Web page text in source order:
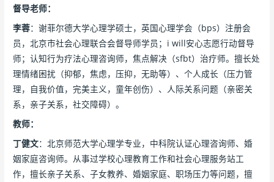
督导老师：
李蓉：谢菲尔德大学心理学硕士，英国心理学会（bps）注册会
员，北京市社会心理联合会督导师学员；i will安心志愿行动督导
师；认知行为疗法心理咨询师，焦点解决（sfbt）治疗师。擅长处
理情绪困扰（抑郁，焦虑，压抑，无助等）、个人成长（压力管
理，自我价值，完美主义，童年创伤）、人际关系问题（亲密关
系，亲子关系，社交障碍）。
教师：
丁健文：北京师范大学心理学专业，中科院认证心理咨询师、婚
姻家庭咨询师。从事过学校心理教育工作和社会心理服务站工
作，擅长亲子关系、子女教养、婚姻家庭、职场压力等问题，擅